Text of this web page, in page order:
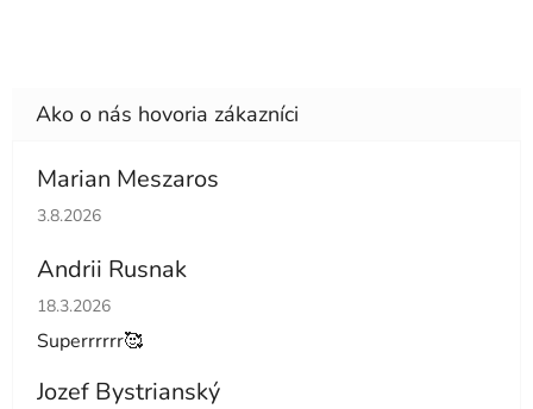
Marian Meszaros
Hodnotenie obchodu je 5 z 5 hviezdičiek.
3.8.2026
Andrii Rusnak
Hodnotenie obchodu je 5 z 5 hviezdičiek.
18.3.2026
Superrrrrr🥰
Jozef Bystrianský